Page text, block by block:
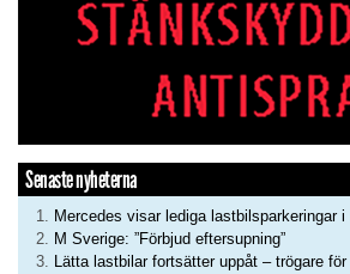
Senaste nyheterna
Mercedes visar lediga lastbilsparkeringar i
M Sverige: ”Förbjud eftersupning”
Lätta lastbilar fortsätter uppåt – trögare